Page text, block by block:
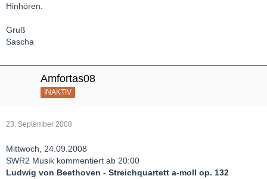
Hinhören.
Gruß
Sascha
Amfortas08
INAKTIV
23. September 2008
Mittwoch, 24.09.2008
SWR2 Musik kommentiert ab 20:00
Ludwig von Beethoven - Streichquartett a-moll op. 132